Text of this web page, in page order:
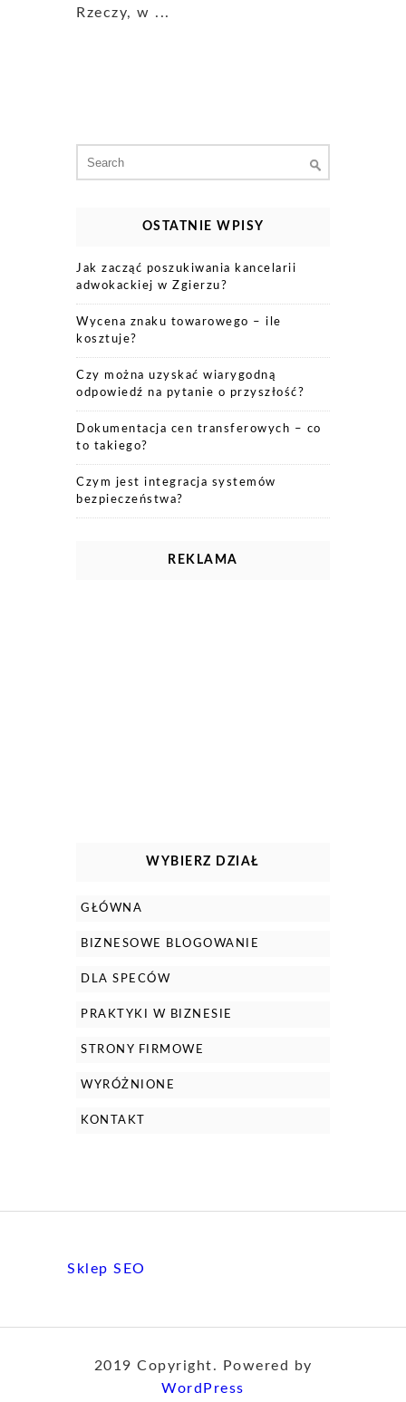
Rzeczy, w ...
for:
OSTATNIE WPISY
Jak zacząć poszukiwania kancelarii
adwokackiej w Zgierzu?
Wycena znaku towarowego – ile
kosztuje?
Czy można uzyskać wiarygodną
odpowiedź na pytanie o przyszłość?
Dokumentacja cen transferowych – co
to takiego?
Czym jest integracja systemów
bezpieczeństwa?
REKLAMA
WYBIERZ DZIAŁ
GŁÓWNA
BIZNESOWE BLOGOWANIE
DLA SPECÓW
PRAKTYKI W BIZNESIE
STRONY FIRMOWE
WYRÓŻNIONE
KONTAKT
Sklep SEO
2019 Copyright. Powered by
WordPress